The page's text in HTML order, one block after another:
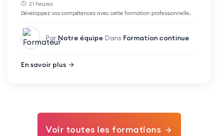
21 heures
Développez vos compétences avec cette formation professionnelle.
Par Notre équipe Dans Formation continue
En savoir plus
Voir toutes les formations